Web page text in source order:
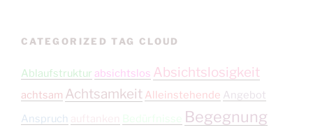
CATEGORIZED TAG CLOUD
Ablaufstruktur absichtslos Absichtslosigkeit
achtsam Achtsamkeit Alleinstehende Angebot
Anspruch
Begegnung